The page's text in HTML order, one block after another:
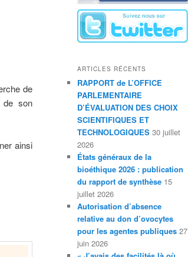
de
de son
ainsi
ARTICLES RÉCENTS
RAPPORT de L’OFFICE
PARLEMENTAIRE
D’ÉVALUATION DES CHOIX
SCIENTIFIQUES ET
TECHNOLOGIQUES 30 juillet
2026
États généraux de la
bioéthique 2026 : publication
du rapport de synthèse 15
juillet 2026
Autorisation d’absence
relative au don d’ovocytes
pour les agentes publiques 27
juin 2026